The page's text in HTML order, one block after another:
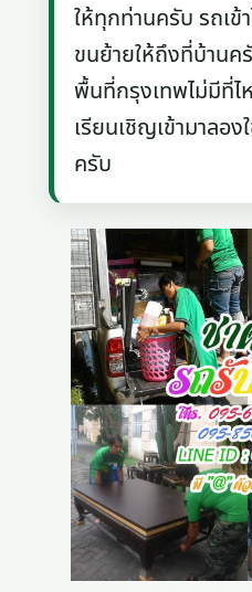
ให้ทุกท่านครับ รถเข้
ขนย้ายให้ถึงที่บ้านค
พื้นที่กรุงเทพไม่มีที่ไ
เรียนเชิญเข้ามาลอง
ครับ